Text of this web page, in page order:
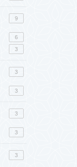
9
6
3
3
3
3
3
3